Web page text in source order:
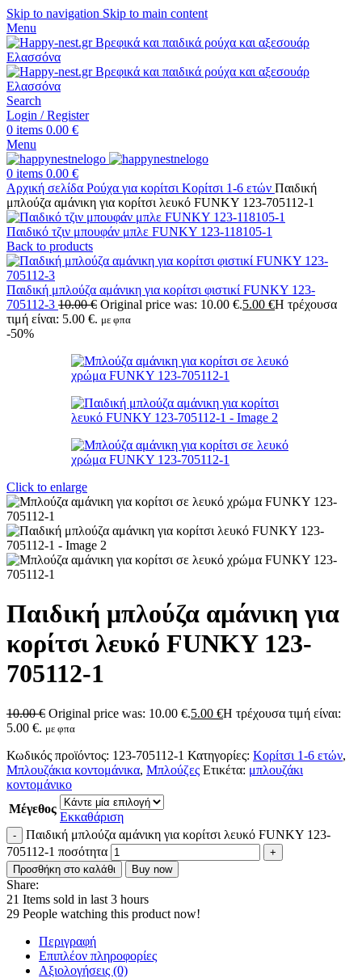
Skip to navigation Skip to main content
Menu
Search
Login / Register
0 items 0.00 €
Menu
0 items 0.00 €
Αρχική σελίδα Ρούχα για κορίτσι Κορίτσι 1-6 ετών Παιδική
μπλούζα αμάνικη για κορίτσι λευκό FUNKY 123-705112-1
Παιδικό τζιν μπουφάν μπλε FUNKY 123-118105-1
Back to products
Παιδική μπλούζα αμάνικη για κορίτσι φιστικί FUNKY 123-
705112-3 10.00€ Original price was: 10.00 €.5.00 €Η τρέχουσα
τιμή είναι: 5.00 €. με φπα
-50%
Click to enlarge
Παιδική μπλούζα αμάνικη για
κορίτσι λευκό FUNKY 123-
705112-1
10.00€ Original price was: 10.00 €.5.00 €Η τρέχουσα τιμή είναι:
5.00 €. με φπα
Κωδικός προϊόντος: 123-705112-1 Κατηγορίες: Κορίτσι 1-6 ετών,
Μπλουζάκια κοντομάνικα, Μπλούζες Ετικέτα: μπλουζάκι
κοντομάνικο
Μέγεθος
Εκκαθάριση
Παιδική μπλούζα αμάνικη για κορίτσι λευκό FUNKY 123-
705112-1 ποσότητα
Προσθήκη στο καλάθι Buy now
Share:
21 Items sold in last 3 hours
29 People watching this product now!
Περιγραφή
Επιπλέον πληροφορίες
Αξιολογήσεις (0)